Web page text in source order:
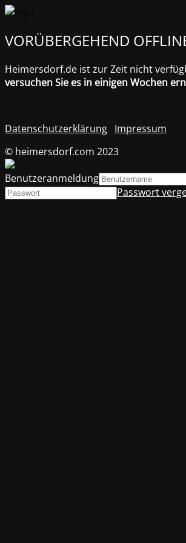
VORÜBERGEHEND
Heimersdorf.de ist zur Zeit nicht
versuchen Sie es in einigen Wochen
Datenschutzerklärung Impressum
© heimersdorf.com 2023
Benutzeranmeldung
Passwort